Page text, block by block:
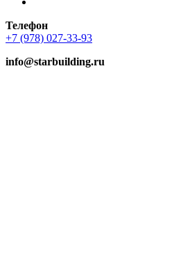
Телефон
+7 (978) 027-33-93
info@starbuilding.ru